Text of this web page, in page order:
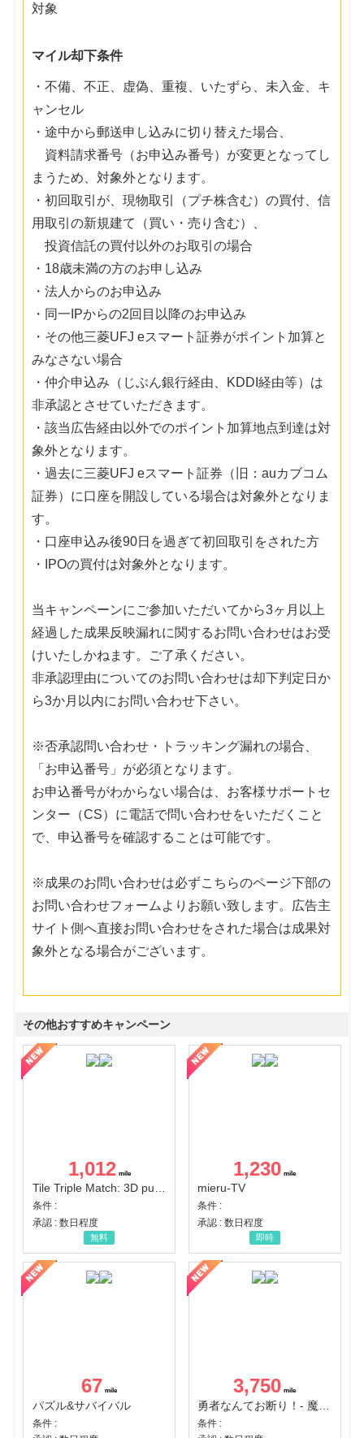
対象
マイル却下条件
・不備、不正、虚偽、重複、いたずら、未入金、キ
ャンセル
・途中から郵送申し込みに切り替えた場合、
資料請求番号（お申込み番号）が変更となってし
まうため、対象外となります。
・初回取引が、現物取引（プチ株含む）の買付、信
用取引の新規建て（買い・売り含む）、
投資信託の買付以外のお取引の場合
・18歳未満の方のお申し込み
・法人からのお申込み
・同一IPからの2回目以降のお申込み
・その他三菱UFJ eスマート証券がポイント加算と
みなさない場合
・仲介申込み（じぶん銀行経由、KDDI経由等）は
非承認とさせていただきます。
・該当広告経由以外でのポイント加算地点到達は対
象外となります。
・過去に三菱UFJ eスマート証券（旧：auカブコム
証券）に口座を開設している場合は対象外となりま
す。
・口座申込み後90日を過ぎて初回取引をされた方
・IPOの買付は対象外となります。
当キャンペーンにご参加いただいてから3ヶ月以上
経過した成果反映漏れに関するお問い合わせはお受
けいたしかねます。ご了承ください。
非承認理由についてのお問い合わせは却下判定日か
ら3か月以内にお問い合わせ下さい。
※否承認問い合わせ・トラッキング漏れの場合、
「お申込番号」が必須となります。
お申込番号がわからない場合は、お客様サポートセ
ンター（CS）に電話で問い合わせをいただくこと
で、申込番号を確認することは可能です。
※成果のお問い合わせは必ずこちらのページ下部の
お問い合わせフォームよりお願い致します。広告主
サイト側へ直接お問い合わせをされた場合は成果対
象外となる場合がございます。
その他おすすめキャンペーン
1,012
Tile Triple Match: 3D puzzle
条件 :
承認 : 数日程度
無料
1,230
mieru-TV
条件 :
承認 : 数日程度
即時
67
パズル&サバイバル
条件 :
3,750
条件 :